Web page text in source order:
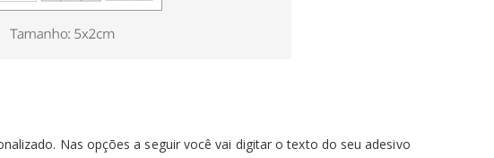
Nas opções a seguir você vai digitar o texto do seu adesivo